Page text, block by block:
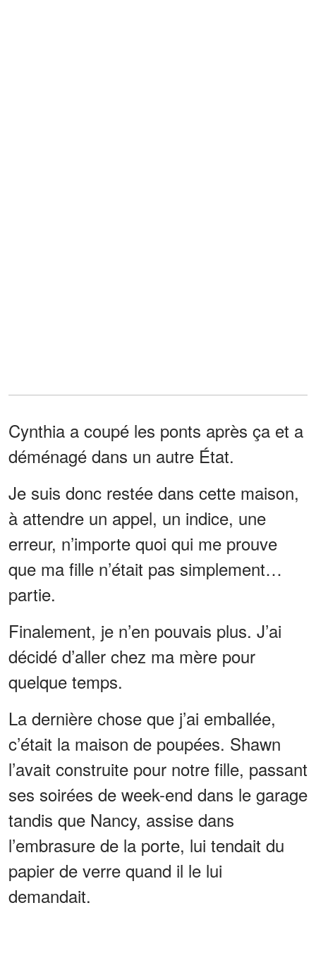
Cynthia a coupé les ponts après ça et a
déménagé dans un autre État.
Je suis donc restée dans cette maison,
à attendre un appel, un indice, une
erreur, n’importe quoi qui me prouve
que ma fille n’était pas simplement…
partie.
Finalement, je n’en pouvais plus. J’ai
décidé d’aller chez ma mère pour
quelque temps.
La dernière chose que j’ai emballée,
c’était la maison de poupées. Shawn
l’avait construite pour notre fille, passant
ses soirées de week-end dans le garage
tandis que Nancy, assise dans
l’embrasure de la porte, lui tendait du
papier de verre quand il le lui
demandait.